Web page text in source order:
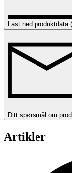
Last ned produktdata
Ditt spørsmål om
Artikler